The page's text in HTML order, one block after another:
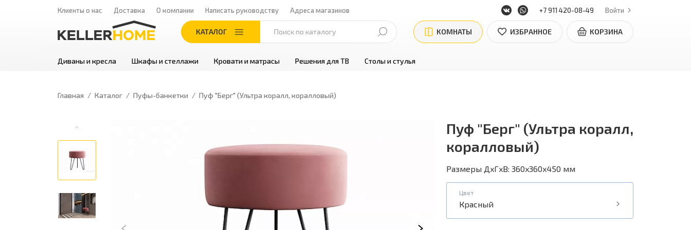
Клиенты о нас Доставка О компании Написать руководству Адреса магазинов +7 911 420-08-49 Войти
КАТАЛОГ КОМНАТЫ ИЗБРАННОЕ КОРЗИНА
Диваны и кресла Шкафы и стеллажи Кровати и матрасы Решения для ТВ Столы и стулья
Главная Каталог Пуфы-банкетки Пуф "Берг" (Ультра коралл, коралловый)
Пуф "Берг" (Ультра коралл,
коралловый)
Размеры ДxГxВ: 360x360x450 мм
Цвет
Красный